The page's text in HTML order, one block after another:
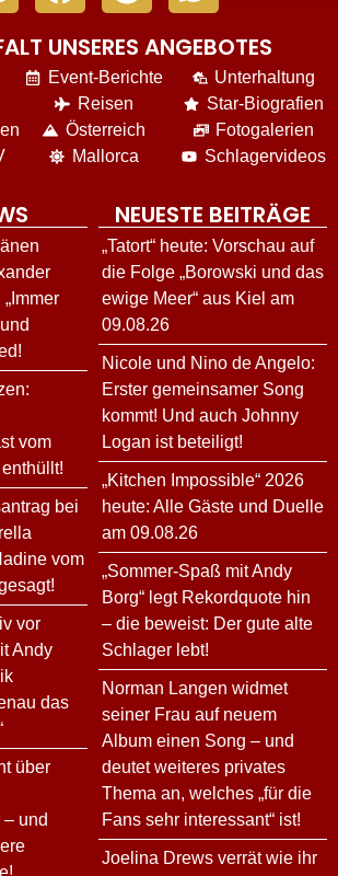
UNSERES ANGEBOTES
Event-Berichte
Reisen
Österreich
Mallorca
Unterhaltung
Star-Biografien
Fotogalerien
Schlagervideos
vom
bei
vom
vor
Andy
das
über
und
NEUESTE BEITRÄGE
„Tatort“ heute: Vorschau auf
die Folge „Borowski und das
ewige Meer“ aus Kiel am
09.08.26
Nicole und Nino de Angelo:
Erster gemeinsamer Song
kommt! Und auch Johnny
Logan ist beteiligt!
„Kitchen Impossible“ 2026
heute: Alle Gäste und Duelle
am 09.08.26
„Sommer-Spaß mit Andy
Borg“ legt Rekordquote hin
– die beweist: Der gute alte
Schlager lebt!
Norman Langen widmet
seiner Frau auf neuem
Album einen Song – und
deutet weiteres privates
Thema an, welches „für die
Fans sehr interessant“ ist!
Joelina Drews verrät wie ihr